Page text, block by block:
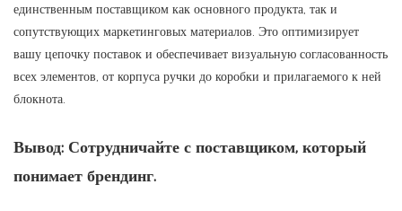
единственным поставщиком как основного продукта, так и
сопутствующих маркетинговых материалов. Это оптимизирует
вашу цепочку поставок и обеспечивает визуальную согласованность
всех элементов, от корпуса ручки до коробки и прилагаемого к ней
блокнота.
Вывод: Сотрудничайте с поставщиком, который
понимает брендинг.